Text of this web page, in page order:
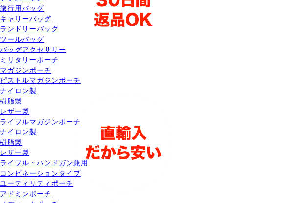
旅行用バッグ
キャリーバッグ
ランドリーバッグ
ツールバッグ
バッグアクセサリー
ミリタリーポーチ
マガジンポーチ
ピストルマガジンポーチ
ナイロン製
樹脂製
レザー製
ライフルマガジンポーチ
ナイロン製
樹脂製
レザー製
ライフル・ハンドガン兼用
コンビネーションタイプ
ユーティリティポーチ
アドミンポーチ